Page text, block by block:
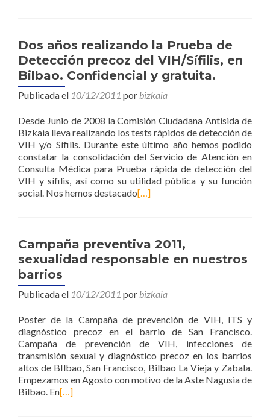
Dos años realizando la Prueba de
Detección precoz del VIH/Sífilis, en
Bilbao. Confidencial y gratuita.
Publicada el 10/12/2011 por bizkaia
Desde Junio de 2008 la Comisión Ciudadana Antisida de
Bizkaia lleva realizando los tests rápidos de detección de
VIH y/o Sífilis. Durante este último año hemos podido
constatar la consolidación del Servicio de Atención en
Consulta Médica para Prueba rápida de detección del
VIH y sífilis, así como su utilidad pública y su función
social. Nos hemos destacado[…]
Campaña preventiva 2011,
sexualidad responsable en nuestros
barrios
Publicada el 10/12/2011 por bizkaia
Poster de la Campaña de prevención de VIH, ITS y
diagnóstico precoz en el barrio de San Francisco.
Campaña de prevención de VIH, infecciones de
transmisión sexual y diagnóstico precoz en los barrios
altos de BIlbao, San Francisco, Bilbao La Vieja y Zabala.
Empezamos en Agosto con motivo de la Aste Nagusia de
Bilbao. En[…]